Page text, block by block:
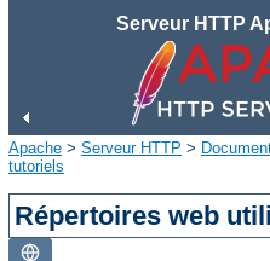
Serveur HTTP
Apache > Serveur HTTP >
tutoriels
Répertoires web